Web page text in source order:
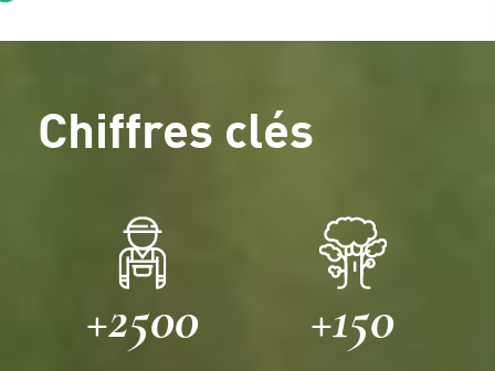
Chiffres clés
+2500 +150